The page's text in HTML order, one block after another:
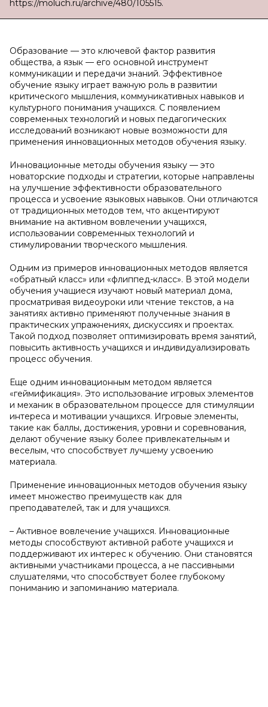
https://moluch.ru/archive/480/105515.
Образование — это ключевой фактор развития
общества, а язык — его основной инструмент
коммуникации и передачи знаний. Эффективное
обучение языку играет важную роль в развитии
критического мышления, коммуникативных навыков и
культурного понимания учащихся. С появлением
современных технологий и новых педагогических
исследований возникают новые возможности для
применения инновационных методов обучения языку.
Инновационные методы обучения языку — это
новаторские подходы и стратегии, которые направлены
на улучшение эффективности образовательного
процесса и усвоение языковых навыков. Они отличаются
от традиционных методов тем, что акцентируют
внимание на активном вовлечении учащихся,
использовании современных технологий и
стимулировании творческого мышления.
Одним из примеров инновационных методов является
«обратный класс» или «флиппед-класс». В этой модели
обучения учащиеся изучают новый материал дома,
просматривая видеоуроки или чтение текстов, а на
занятиях активно применяют полученные знания в
практических упражнениях, дискуссиях и проектах.
Такой подход позволяет оптимизировать время занятий,
повысить активность учащихся и индивидуализировать
процесс обучения.
Еще одним инновационным методом является
«геймификация». Это использование игровых элементов
и механик в образовательном процессе для стимуляции
интереса и мотивации учащихся. Игровые элементы,
такие как баллы, достижения, уровни и соревнования,
делают обучение языку более привлекательным и
веселым, что способствует лучшему усвоению
материала.
Применение инновационных методов обучения языку
имеет множество преимуществ как для
преподавателей, так и для учащихся.
– Активное вовлечение учащихся. Инновационные
методы способствуют активной работе учащихся и
поддерживают их интерес к обучению. Они становятся
активными участниками процесса, а не пассивными
слушателями, что способствует более глубокому
пониманию и запоминанию материала.